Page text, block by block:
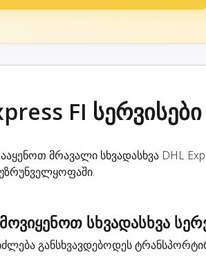
FI სერვისები
მრავალი სხვადასხვა DHL
სხვადასხვა
განსხვავდებოდეს